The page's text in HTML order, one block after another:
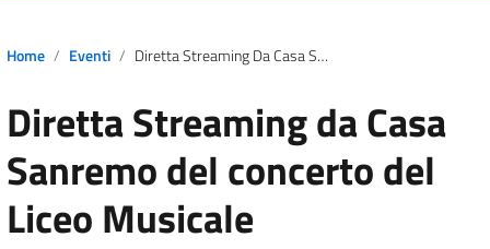
Home Eventi Diretta Streaming Da Casa Sanremo Del Concerto Del Liceo Musicale
Diretta Streaming da Casa
Sanremo del concerto del
Liceo Musicale